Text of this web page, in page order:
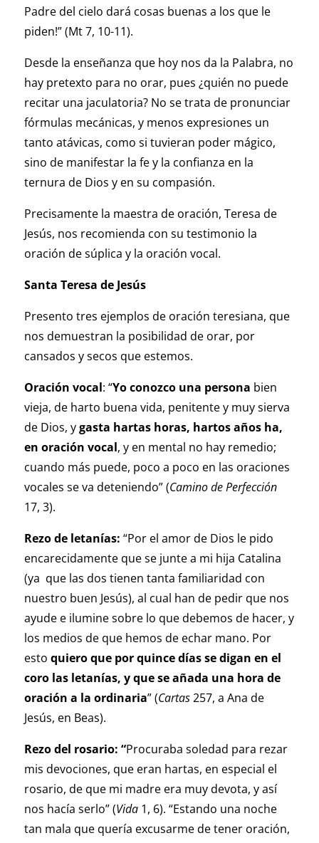
Padre del cielo dará cosas buenas a los que le
piden!” (Mt 7, 10-11).
Desde la enseñanza que hoy nos da la Palabra, no
hay pretexto para no orar, pues ¿quién no puede
recitar una jaculatoria? No se trata de pronunciar
fórmulas mecánicas, y menos expresiones un
tanto atávicas, como si tuvieran poder mágico,
sino de manifestar la fe y la confianza en la
ternura de Dios y en su compasión.
Precisamente la maestra de oración, Teresa de
Jesús, nos recomienda con su testimonio la
oración de súplica y la oración vocal.
Santa Teresa de Jesús
Presento tres ejemplos de oración teresiana, que
nos demuestran la posibilidad de orar, por
cansados y secos que estemos.
Oración vocal: “Yo conozco una persona bien
vieja, de harto buena vida, penitente y muy sierva
de Dios, ygasta hartas horas, hartos años ha,
en oración vocal, y en mental no hay remedio;
cuando más puede, poco a poco en las oraciones
vocales se va deteniendo” (Camino de Perfección
17, 3).
Rezo de letanías: “Por el amor de Dios le pido
encarecidamente que se junte a mi hija Catalina
(ya que las dos tienen tanta familiaridad con
nuestro buen Jesús), al cual han de pedir que nos
ayude e ilumine sobre lo que debemos de hacer, y
los medios de que hemos de echar mano. Por
esto quiero que por quince días se digan en el
coro las letanías, y que se añada una hora de
oración a la ordinaria” (Cartas257, a Ana de
Jesús, en Beas).
Rezo del rosario: “Procuraba soledad para rezar
mis devociones, que eran hartas, en especial el
rosario, de que mi madre era muy devota, y así
nos hacía serlo” (Vida 1, 6). “Estando una noche
tan mala que quería excusarme de tener oración,